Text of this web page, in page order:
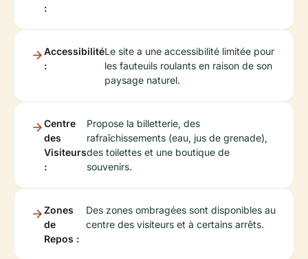
:
Accessibilité
:
Le site a une accessibilité limitée pour
les fauteuils roulants en raison de son
paysage naturel.
Centre
des
Visiteurs
:
Propose la billetterie, des
rafraîchissements (eau, jus de grenade),
des toilettes et une boutique de
souvenirs.
Zones
de
Repos :
Des zones ombragées sont disponibles au
centre des visiteurs et à certains arrêts.